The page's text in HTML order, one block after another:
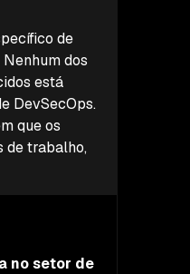
de
dos
está
DevSecOps.
que os
de trabalho,
no setor de